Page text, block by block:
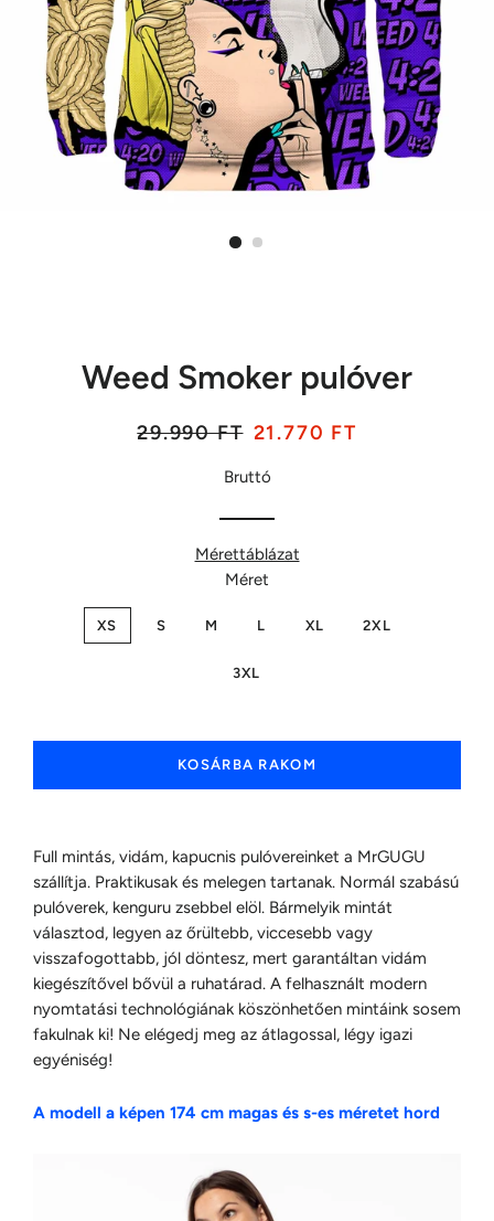
Weed Smoker pulóver
Listaár
29.990 FT Akciós
21.770 FT
Bruttó
Mérettáblázat
Méret
XS S M L XL 2XL
3XL
KOSÁRBA RAKOM
Full mintás, vidám, kapucnis pulóvereinket a MrGUGU
szállítja. Praktikusak és melegen tartanak. Normál szabású
pulóverek, kenguru zsebbel elöl. Bármelyik mintát
választod, legyen az őrültebb, viccesebb vagy
visszafogottabb, jól döntesz, mert garantáltan vidám
kiegészítővel bővül a ruhatárad. A felhasznált modern
nyomtatási technológiának köszönhetően mintáink sosem
fakulnak ki! Ne elégedj meg az átlagossal, légy igazi
egyéniség!
A modell a képen 174 cm magas és s-es méretet hord